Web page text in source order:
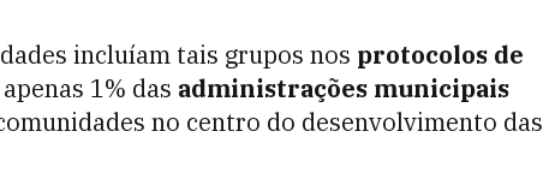
incluíam tais grupos nos protocolos de
1% das administrações municipais
no centro do desenvolvimento das